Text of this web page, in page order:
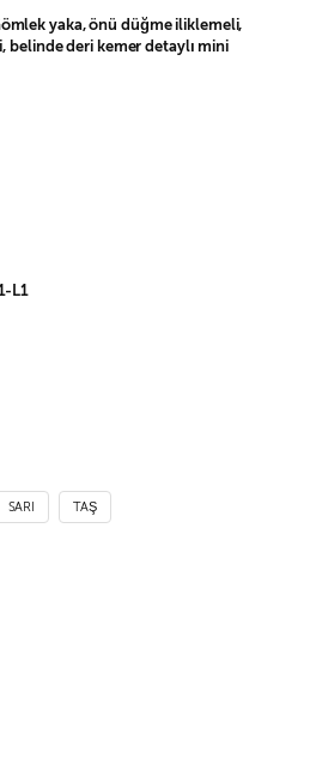
yaka, önü düğme iliklemeli,
belinde deri kemer detaylı mini
L1
SARI TAŞ